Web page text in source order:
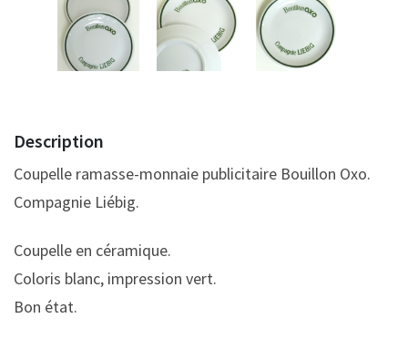
Description
Coupelle ramasse-monnaie publicitaire Bouillon Oxo.
Compagnie Liébig.
Coupelle en céramique.
Coloris blanc, impression vert.
Bon état.